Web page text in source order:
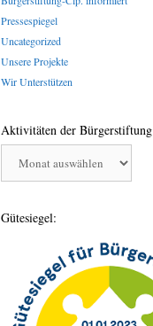
Pressespiegel
Uncategorized
Unsere Projekte
Wir Unterstützen
Aktivitäten der Bürgerstiftung
Bürgerstiftung
Gütesiegel: